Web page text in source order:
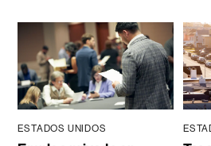
ESTADOS UNIDOS